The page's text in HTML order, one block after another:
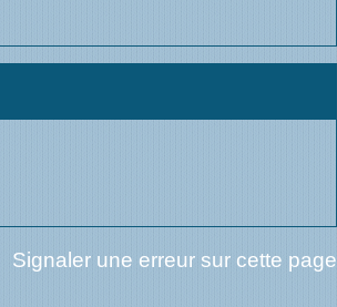
Signaler une erreur sur cette page